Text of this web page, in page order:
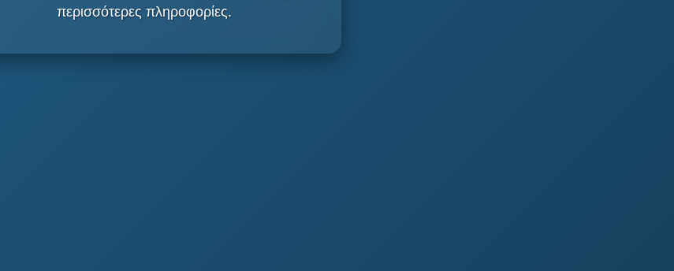
περισσότερες πληροφορίες.